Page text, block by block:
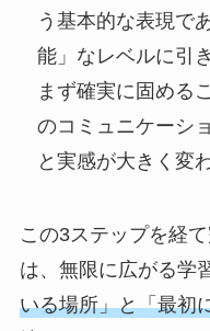
う基本的な表現で
能」なレベルに引
まず確実に固める
のコミュニケーシ
と実感が大きく変
この3ステップを経
は、無限に広がる学
いる場所」と「最初